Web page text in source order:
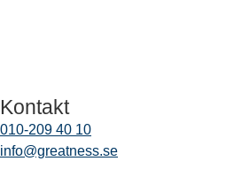
Kontakt
010-209 40 10
info@greatness.se